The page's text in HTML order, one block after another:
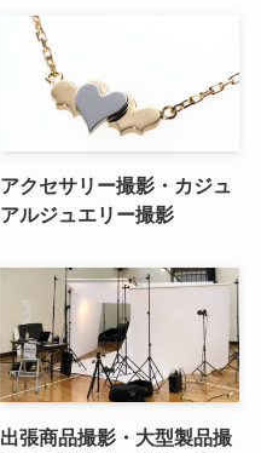
アクセサリー撮影・カジュ
アルジュエリー撮影
出張商品撮影・大型製品撮